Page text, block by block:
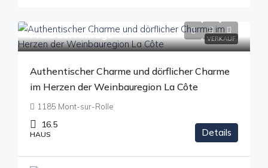
VERKAUF
Preis auf Anfrage
Authentischer Charme und dörflicher Charme
im Herzen der Weinbauregion La Côte
1185 Mont-sur-Rolle
16.5
HAUS Details